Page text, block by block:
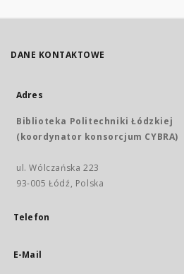
DANE KONTAKTOWE
Adres
Biblioteka Politechniki Łódzkiej
(koordynator konsorcjum CYBRA)
ul. Wólczańska 223
93-005 Łódź, Polska
Telefon
E-Mail